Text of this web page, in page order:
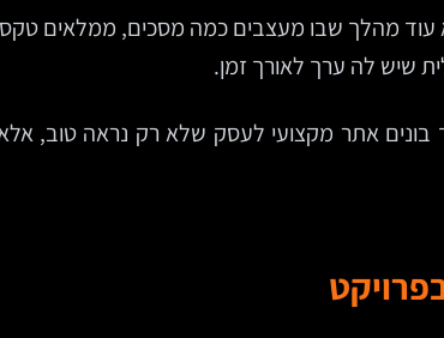
מהלך שבו מעצבים כמה מסכים, ממלאים
שיש לה ערך לאורך זמן.
אתר מקצועי לעסק שלא רק נראה טוב,